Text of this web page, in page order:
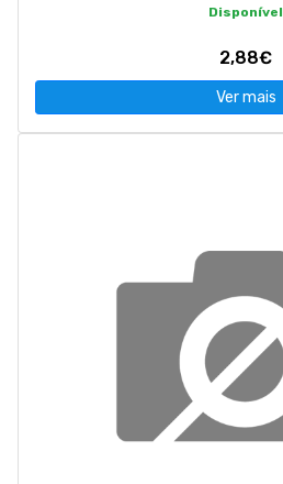
Disponível
2,88€
Ver mais